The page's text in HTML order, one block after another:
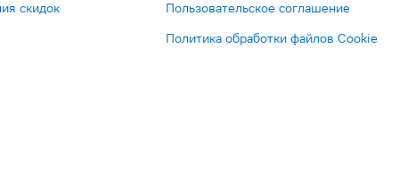
скидок Пользовательское соглашение
Политика обработки файлов Cookie